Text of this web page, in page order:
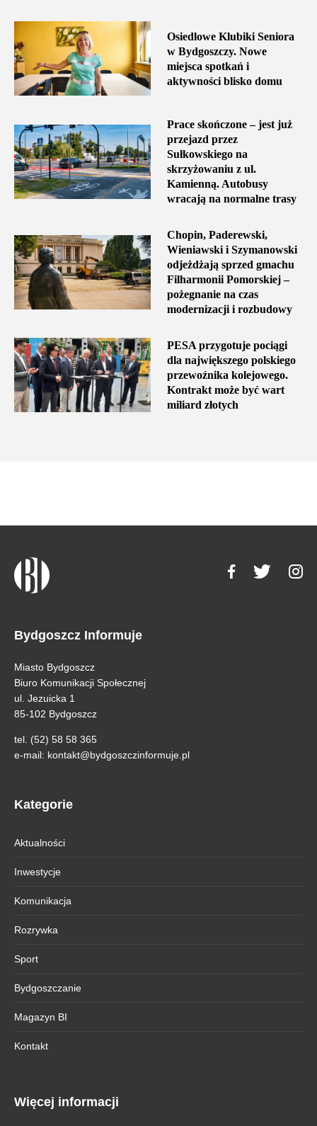
Osiedlowe Klubiki Seniora
w Bydgoszczy. Nowe
miejsca spotkań i
aktywności blisko domu
Prace skończone – jest już
przejazd przez
Sułkowskiego na
skrzyżowaniu z ul.
Kamienną. Autobusy
wracają na normalne trasy
Chopin, Paderewski,
Wieniawski i Szymanowski
odjeżdżają sprzed gmachu
Filharmonii Pomorskiej –
pożegnanie na czas
modernizacji i rozbudowy
PESA przygotuje pociągi
dla największego polskiego
przewoźnika kolejowego.
Kontrakt może być wart
miliard złotych
Bydgoszcz Informuje
Miasto Bydgoszcz
Biuro Komunikacji Społecznej
ul. Jezuicka 1
85-102 Bydgoszcz
tel. (52) 58 58 365
e-mail: kontakt@bydgoszczinformuje.pl
Kategorie
Aktualności
Inwestycje
Komunikacja
Rozrywka
Sport
Bydgoszczanie
Magazyn BI
Kontakt
Więcej informacji